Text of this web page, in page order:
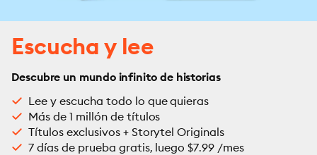
Escucha y lee
Descubre un mundo infinito de historias
Lee y escucha todo lo que quieras
Más de 1 millón de títulos
Títulos exclusivos + Storytel Originals
7 días de prueba gratis, luego $7.99 /mes